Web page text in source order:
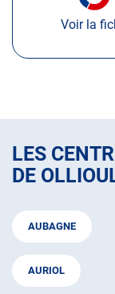
Voir la
LES
DE
AUBAGNE
AURIOL